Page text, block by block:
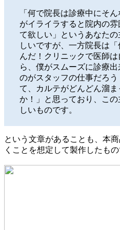
「何で院長は診療中にそ
がイライラすると院内の
て欲しい」というあなた
しいですが、一方院長は
んだ！クリニックで医師
ら、僕がスムーズに診療
のがスタッフの仕事だろ
て、カルテがどんどん溜
か！」と思っており、こ
しいものです。
という文章があることも、本
くことを想定して製作したも